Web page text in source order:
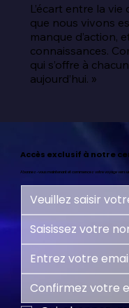
L’écart entre la
que nous vivons
manque d’action,
connaissances.
qui s’offre à
aujourd’hui. »
Accès exclusif à notre
Abonnez-vous maintenant et commencez votre voyage vers